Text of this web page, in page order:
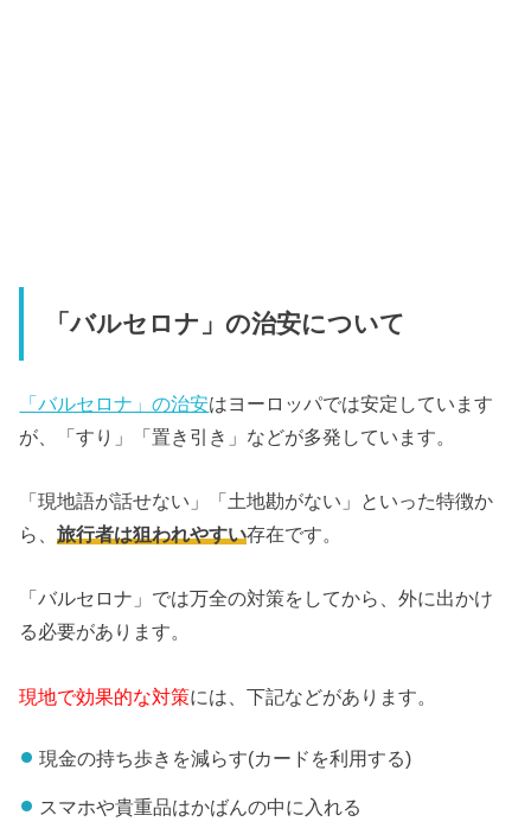
「バルセロナ」の治安について
「バルセロナ」の治安はヨーロッパでは安定しています
が、「すり」「置き引き」などが多発しています。
「現地語が話せない」「土地勘がない」といった特徴か
ら、旅行者は狙われやすい存在です。
「バルセロナ」では万全の対策をしてから、外に出かけ
る必要があります。
現地で効果的な対策には、下記などがあります。
現金の持ち歩きを減らす(カードを利用する)
スマホや貴重品はかばんの中に入れる